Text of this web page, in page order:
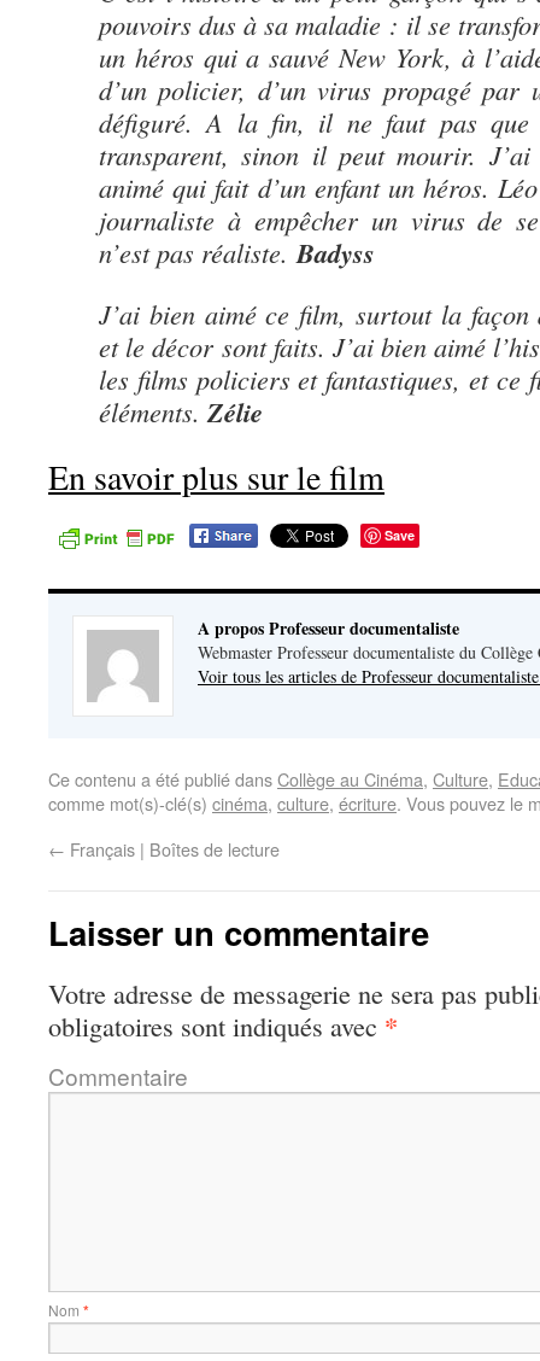
pouvoirs dus à sa maladie : il se
un héros qui a sauvé New York, à
d’un policier, d’un virus propagé par
défiguré. A la fin, il ne faut pas que
transparent, sinon il peut mourir.
animé qui fait d’un enfant un héros.
journaliste à empêcher un virus de
n’est pas réaliste.Badyss
J’ai bien aimé ce film, surtout la façon
et le décor sont faits. J’ai bien aimé
les films policiers et fantastiques, et ce
éléments.Zélie
En savoir plus sur le film
Save
A propos Professeur documentaliste
Webmaster Professeur documentaliste du Collège
Voir tous les articles de Professeur
Ce contenu a été publié dansCollège au Cinéma, Culture,
comme mot(s)-clé(s) cinéma, culture, écriture. Vous pouvez le
← Français | Boîtes de lecture
Laisser un commentaire
Votre adresse de messagerie ne sera pas
obligatoires sont indiqués avec *
Commentaire
Nom *